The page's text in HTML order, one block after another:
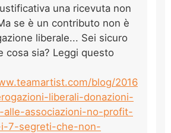
una ricevuta non
se è un contributo non è
liberale... Sei sicuro
cosa sia? Leggi questo
blog/2016
liberali-donazioni-
alle-associazioni-no-profit-
7-segreti-che-non-